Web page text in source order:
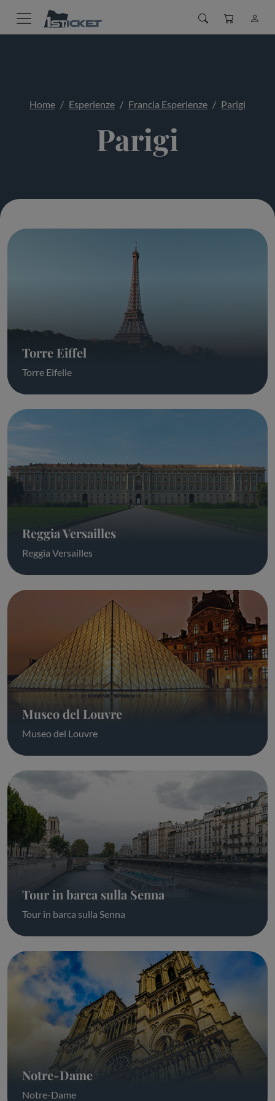
Home Esperienze Francia Esperienze Parigi
Parigi
Torre Eiffel
Torre Eifelle
Reggia Versailles
Reggia Versailles
Museo del Louvre
Museo del Louvre
Tour in barca sulla Senna
Tour in barca sulla Senna
Notre-Dame
Notre-Dame